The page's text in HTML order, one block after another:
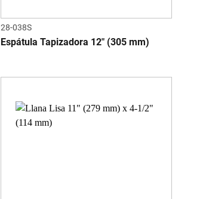
28-038S
Espátula Tapizadora 12" (305 mm)